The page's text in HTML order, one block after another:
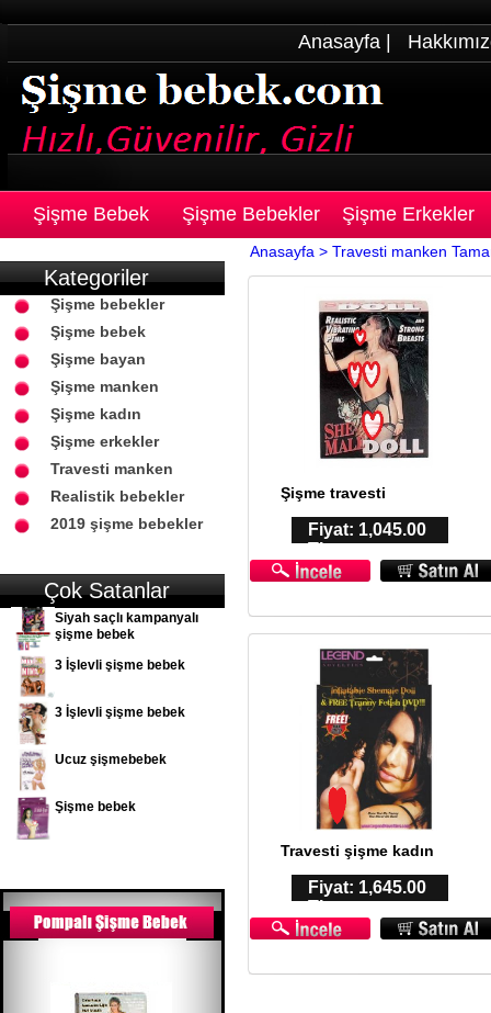
Anasayfa
Şişme Bebek Şişme Bebekler Şişme Erkekler
Kategoriler
Şişme bebekler
Şişme bebek
Şişme bayan
Şişme manken
Şişme kadın
Şişme erkekler
Travesti manken
Realistik bebekler
2019 şişme bebekler
Çok Satanlar
Siyah saçlı kampanyalı
şişme bebek
3 İşlevli şişme bebek
3 İşlevli şişme bebek
Ucuz şişmebebek
Şişme bebek
Anasayfa > Travesti manken
Şişme travesti
Fiyat: 1,045.00
TL
Travesti şişme kadın
Fiyat: 1,645.00
TL